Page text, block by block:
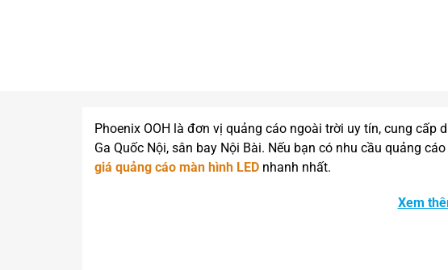
Phoenix OOH là đơn vị quảng cáo ngoài trời uy tín, cung cấp
Ga Quốc Nội, sân bay Nội Bài. Nếu bạn có nhu cầu quảng
giá quảng cáo màn hình LED nhanh nhất.
Xem